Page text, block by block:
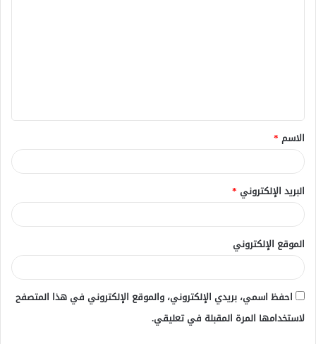
ق
*
الاسم *
البريد الإلكتروني *
الموقع الإلكتروني
احفظ اسمي، بريدي الإلكتروني، والموقع الإلكتروني في هذا المتصفح
لاستخدامها المرة المقبلة في تعليقي.